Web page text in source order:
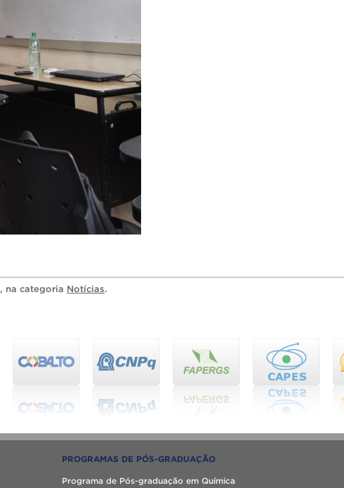
, na categoria Notícias.
PROGRAMAS DE PÓS-GRADUAÇÃO
Programa de Pós-graduação em Química